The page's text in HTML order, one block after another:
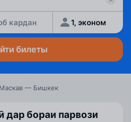
кардан 1, эконом
билеты
Маскав — Бишкек
бораи парвози